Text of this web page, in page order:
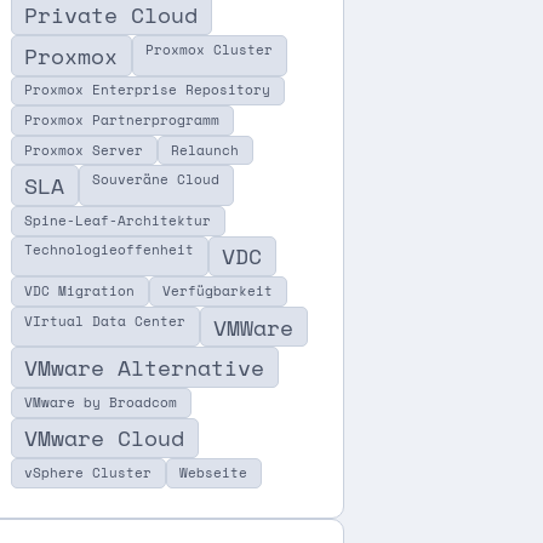
Private Cloud
Proxmox
Proxmox Cluster
Proxmox Enterprise Repository
Proxmox Partnerprogramm
Proxmox Server
Relaunch
SLA Souveräne Cloud
Spine-Leaf-Architektur
Technologieoffenheit
VDC
VDC Migration
Verfügbarkeit
VIrtual Data Center
VMWare
VMware Alternative
VMware by Broadcom
VMware Cloud
vSphere Cluster Webseite